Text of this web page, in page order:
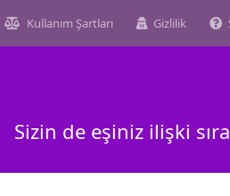
Kullanım Şartları Gizlilik
Sizin de eşiniz ilişki